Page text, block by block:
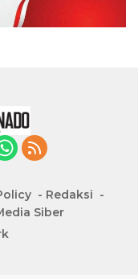
Redaksi
Siber